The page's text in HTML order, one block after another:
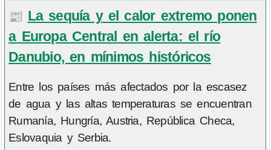
📰 La sequía y el calor extremo ponen
a Europa Central en alerta: el río
Danubio, en mínimos históricos
Entre los países más afectados por la escasez
de agua y las altas temperaturas se encuentran
Rumanía, Hungría, Austria, República Checa,
Eslovaquia y Serbia.